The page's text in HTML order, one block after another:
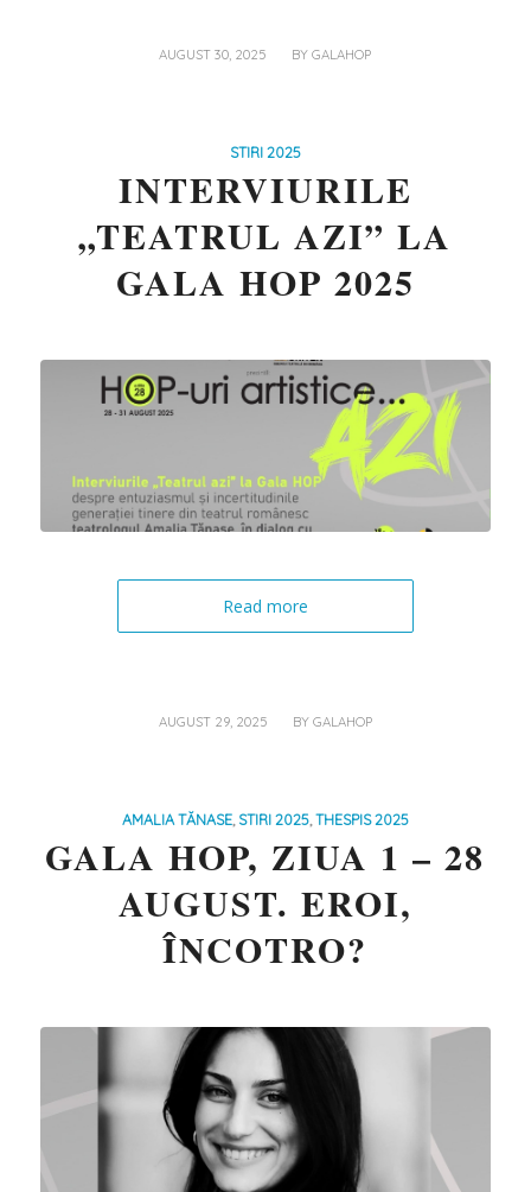
AUGUST 30, 2025
/ BYGALAHOP
STIRI 2025
INTERVIURILE
„TEATRUL AZI” LA
GALA HOP 2025
Read more
AUGUST 29, 2025
/ BY GALAHOP
AMALIA TĂNASE, STIRI 2025, THESPIS 2025
GALA HOP, ZIUA 1 – 28
AUGUST. EROI,
ÎNCOTRO?